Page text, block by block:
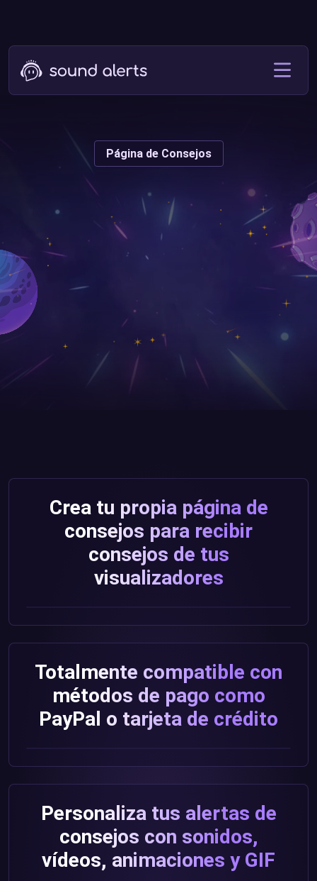
Página de Consejos
Crea tu propia página de
consejos para recibir
consejos de tus
visualizadores
Totalmente compatible con
métodos de pago como
PayPal o tarjeta de crédito
Personaliza tus alertas de
consejos con sonidos,
vídeos, animaciones y GIF